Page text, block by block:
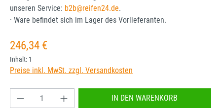
unseren Service: b2b@reifen24.de.
· Ware befindet sich im Lager des Vorlieferanten.
Regulärer Preis:
246,34 €
Inhalt: 1
Preise inkl. MwSt. zzgl. Versandkosten
Produkt Anzahl: Gib den gewünschten Wert
IN DEN WARENKORB